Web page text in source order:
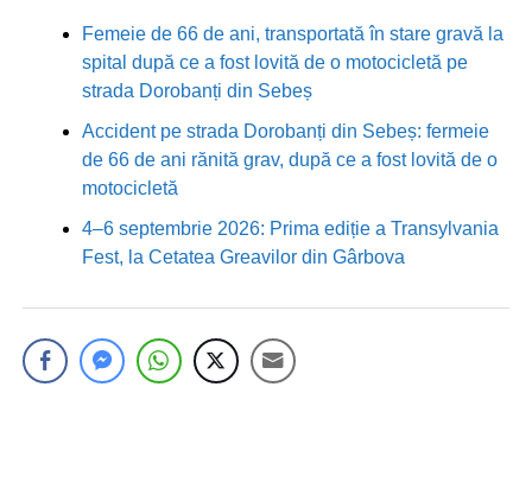
Femeie de 66 de ani, transportată în stare gravă la
spital după ce a fost lovită de o motocicletă pe
strada Dorobanți din Sebeș
Accident pe strada Dorobanți din Sebeș: fermeie
de 66 de ani rănită grav, după ce a fost lovită de o
motocicletă
4–6 septembrie 2026: Prima ediție a Transylvania
Fest, la Cetatea Greavilor din Gârbova